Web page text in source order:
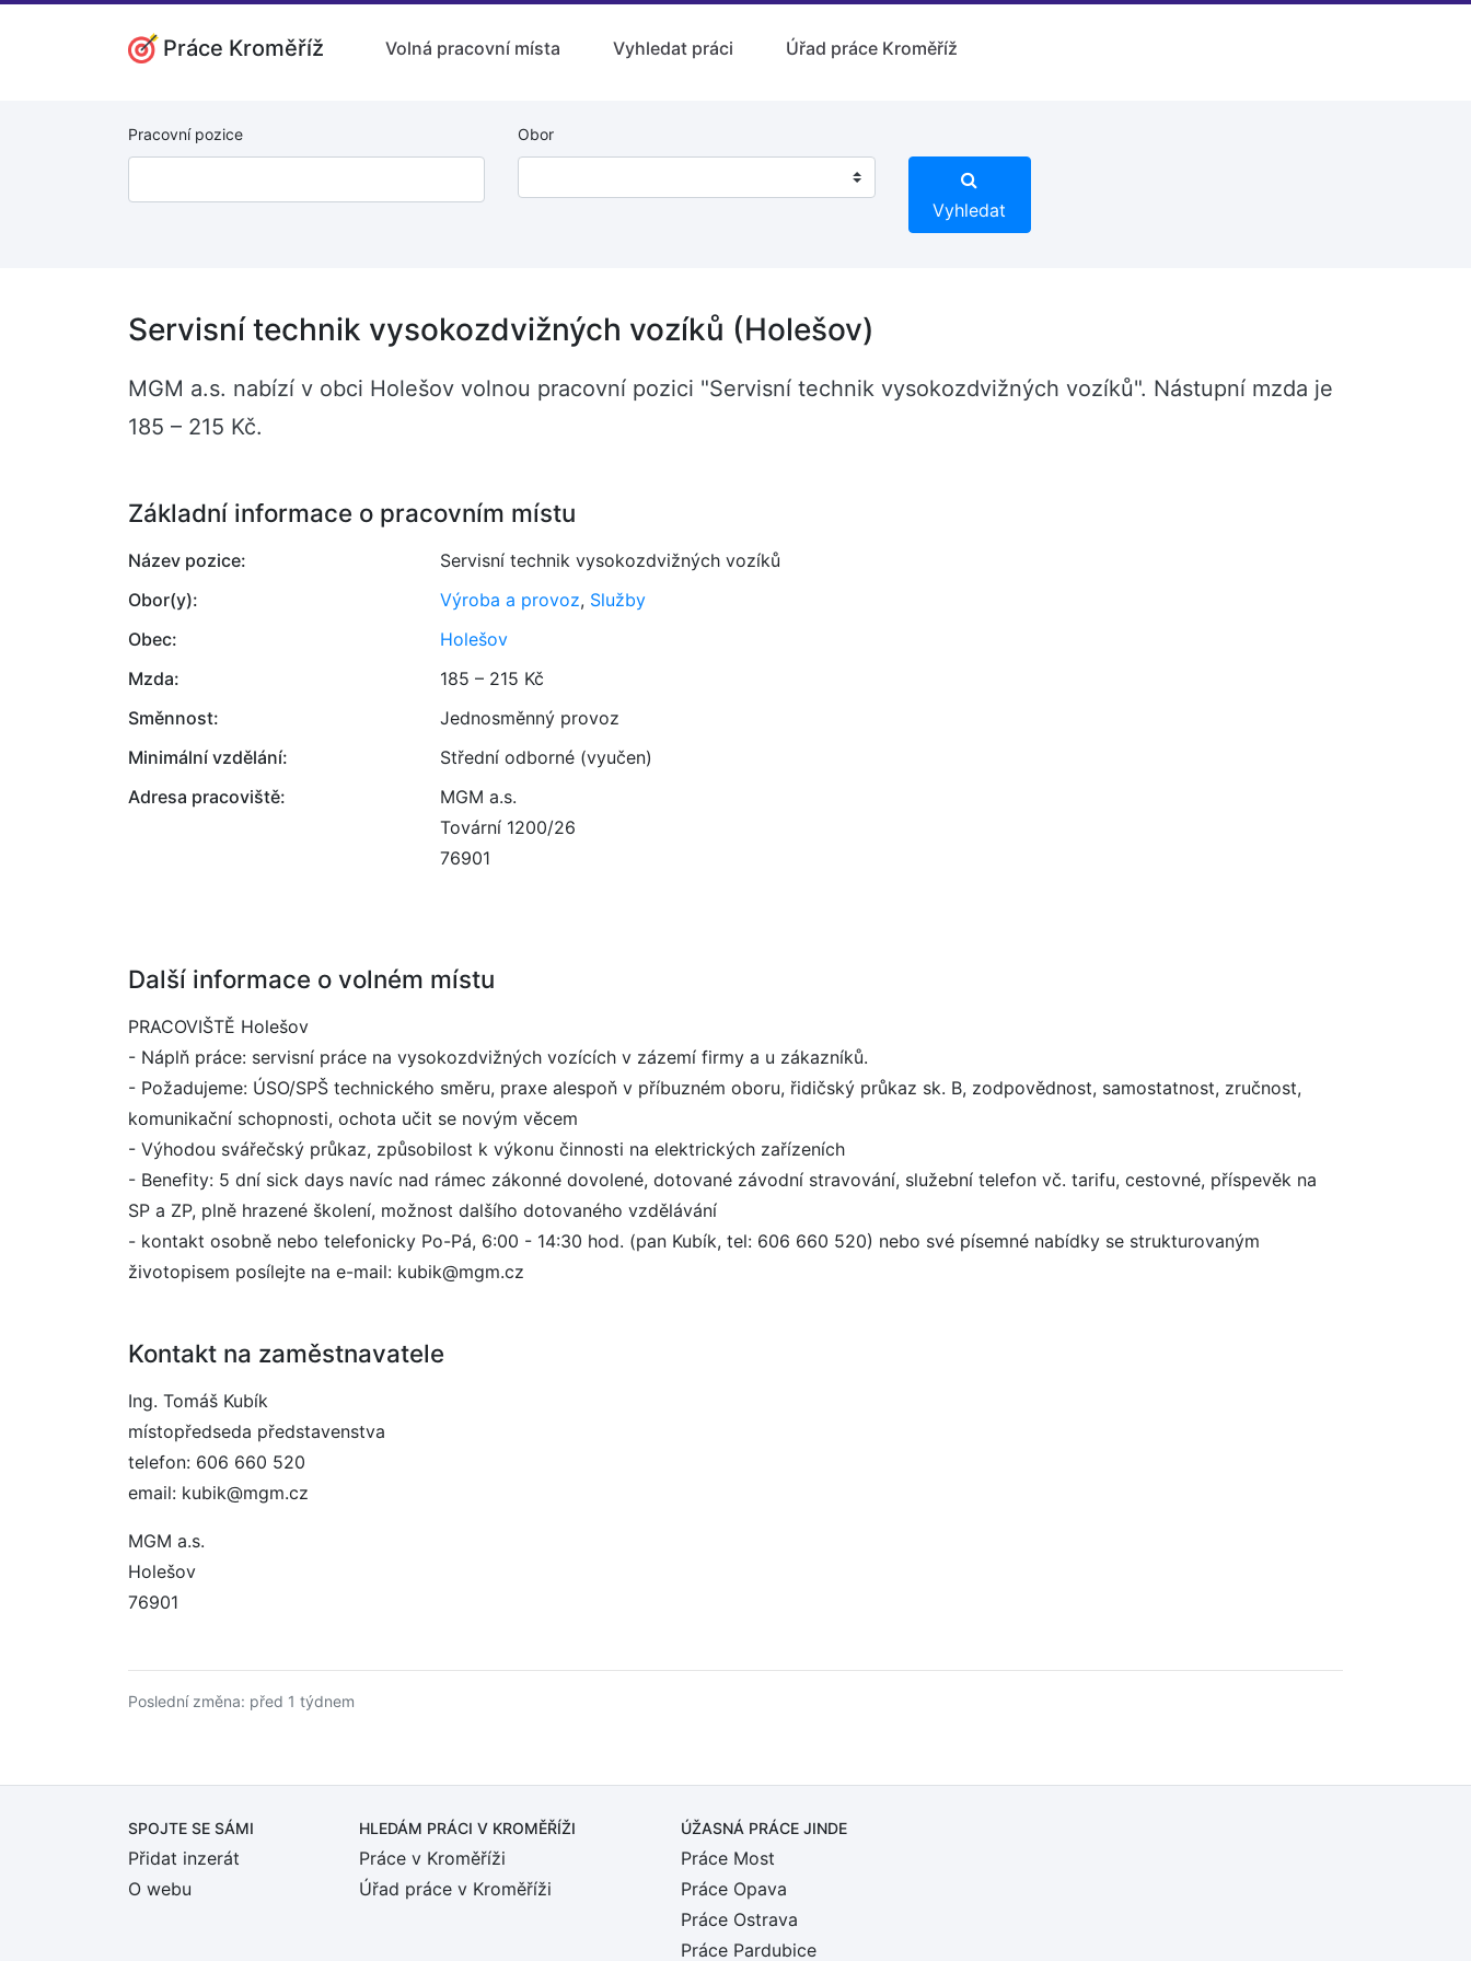
Práce Kroměříž Volná pracovní místa Vyhledat práci Úřad práce Kroměříž
Pracovní pozice Obor
Vyhledat
Servisní technik vysokozdvižných vozíků (Holešov)
MGM a.s. nabízí v obci Holešov volnou pracovní pozici "Servisní technik vysokozdvižných vozíků". Nástupní mzda je
185 – 215 Kč.
Základní informace o pracovním místu
Název pozice:
Servisní technik vysokozdvižných vozíků
Obor(y):
Výroba a provoz, Služby
Obec:
Holešov
Mzda:
185 – 215 Kč
Směnnost:
Jednosměnný provoz
Minimální vzdělání:
Střední odborné (vyučen)
Adresa pracoviště:
MGM a.s.
Tovární 1200/26
76901
Další informace o volném místu
PRACOVIŠTĚ Holešov
- Náplň práce: servisní práce na vysokozdvižných vozících v zázemí firmy a u zákazníků.
- Požadujeme: ÚSO/SPŠ technického směru, praxe alespoň v příbuzném oboru, řidičský průkaz sk. B, zodpovědnost, samostatnost, zručnost,
komunikační schopnosti, ochota učit se novým věcem
- Výhodou svářečský průkaz, způsobilost k výkonu činnosti na elektrických zařízeních
- Benefity: 5 dní sick days navíc nad rámec zákonné dovolené, dotované závodní stravování, služební telefon vč. tarifu, cestovné, příspevěk na
SP a ZP, plně hrazené školení, možnost dalšího dotovaného vzdělávání
- kontakt osobně nebo telefonicky Po-Pá, 6:00 - 14:30 hod. (pan Kubík, tel: 606 660 520) nebo své písemné nabídky se strukturovaným
životopisem posílejte na e-mail: kubik@mgm.cz
Kontakt na zaměstnavatele
Ing. Tomáš Kubík
místopředseda představenstva
telefon: 606 660 520
email: kubik@mgm.cz
MGM a.s.
Holešov
76901
Poslední změna: před 1 týdnem
SPOJTE SE SÁMI
Přidat inzerát
O webu
HLEDÁM PRÁCI V KROMĚŘÍŽI
Práce v Kroměříži
Úřad práce v Kroměříži
ÚŽASNÁ PRÁCE JINDE
Práce Most
Práce Opava
Práce Ostrava
Práce Pardubice